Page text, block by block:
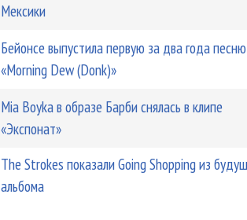
Мексики
Бейонсе выпустила первую за два года песню
«Morning Dew (Donk)»
Mia Boyka в образе Барби снялась в клипе
«Экспонат»
The Strokes показали Going Shopping из
альбома